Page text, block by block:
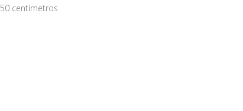
50 centímetros